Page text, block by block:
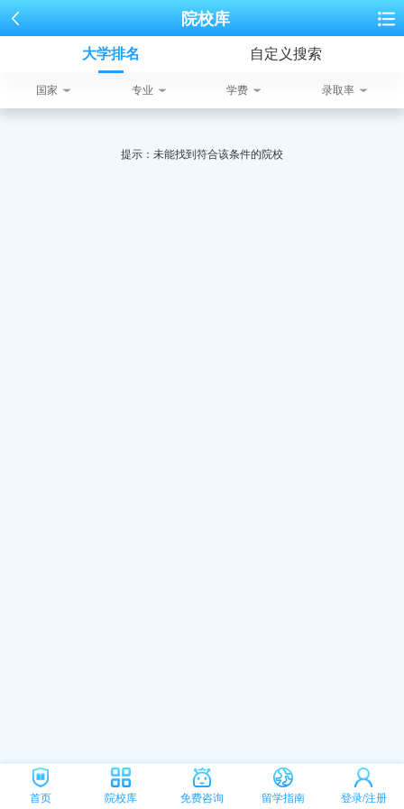
院校库
大学排名 自定义搜索
国家 专业 学费 录取率
提示：未能找到符合该条件的院校
首页 院校库 免费咨询 留学指南 登录/注册